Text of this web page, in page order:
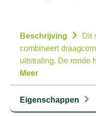
Beschrijving
Dit
combineert
uitstraling. De ronde
Meer
Eigenschappen